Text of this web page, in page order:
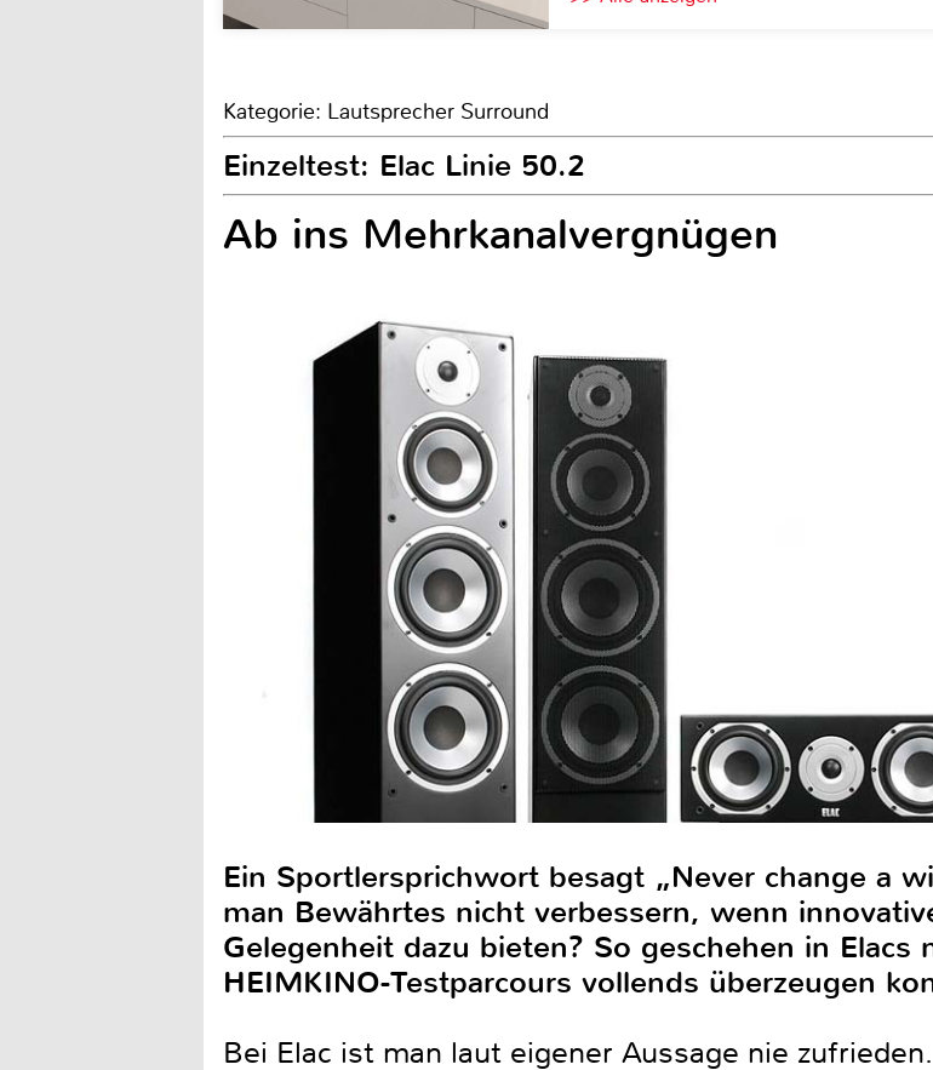
Kategorie: Lautsprecher Surround
Einzeltest: Elac Linie 50.2
Ab ins Mehrkanalvergnügen
Ein Sportlersprichwort besagt „Never change a
man Bewährtes nicht verbessern, wenn
Gelegenheit dazu bieten? So geschehen in
HEIMKINO-Testparcours vollends überzeugen
Bei Elac ist man laut eigener Aussage nie